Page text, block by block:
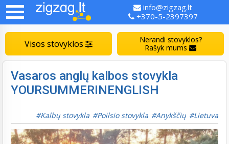
info@zigzag.lt
+370-5-2397397
Visos stovyklos
Nerandi stovyklos?
Rašyk mums
Vasaros anglų kalbos stovykla
YOURSUMMERINENGLISH
Kalbų stovykla Poilsio stovykla Anykščių Lietuva